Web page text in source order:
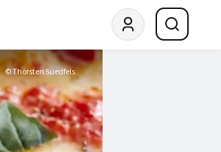
© Thorsten Suedfels